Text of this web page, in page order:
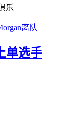
乐
单选手